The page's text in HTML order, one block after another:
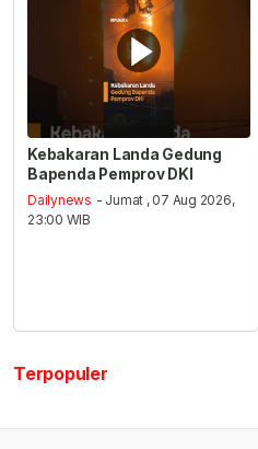
Kebakaran Landa Gedung
Bapenda Pemprov DKI
Dailynews - Jumat , 07 Aug 2026,
23:00 WIB
Terpopuler